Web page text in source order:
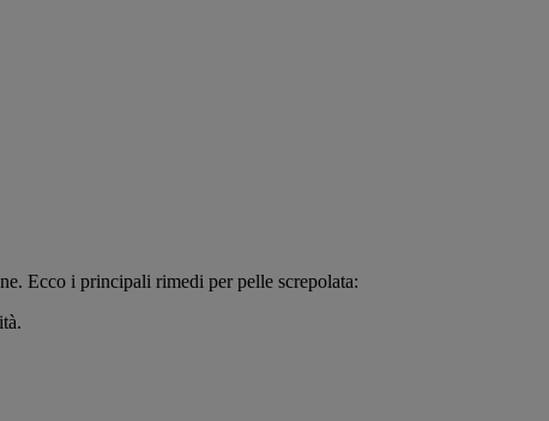
Ecco i principali rimedi per pelle screpolata: